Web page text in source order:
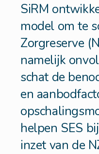
SiRM
model om te
Zorgreserve
namelijk
schat de
en
helpen SES
inzet van de